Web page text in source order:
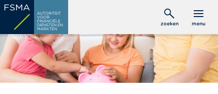
Overslaan
naar
de
inhoud
gaan
AUTORITEIT
VOOR
FINANCIËLE
DIENSTEN EN
MARKTEN
zoeken menu
C
s
u
m
e
n
t